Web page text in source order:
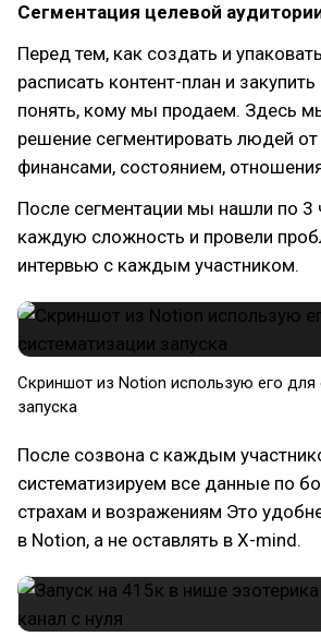
Сегментация целевой
Перед тем, как создать и
расписать контент-план и
понять, кому мы продаем. Здесь
решение сегментировать людей
финансами, состоянием,
После сегментации мы нашли по 3
каждую сложность и провели
интервью с каждым участником.
Скриншот из Notion использую его для
запуска
После созвона с каждым
систематизируем все данные по
страхам и возражениям Это
в Notion, а не оставлять в X-mind.